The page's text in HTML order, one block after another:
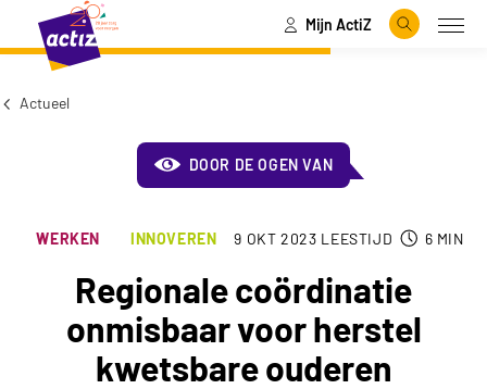
Naar hoofdinhoud
Naar menu Mijn ActiZ
Zoeken
Actueel
DOOR DE OGEN VAN
WERKEN INNOVEREN 9 OKT 2023 LEESTIJD 6 MIN
Regionale coördinatie
onmisbaar voor herstel
kwetsbare ouderen